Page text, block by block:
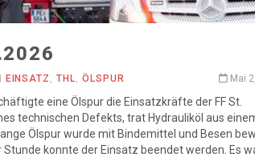
EINSATZ ,THL ,ÖLSPUR Mai
eine Ölspur die Einsatzkräfte der FF St.
technischen Defekts, trat Hydrauliköl aus
Ölspur wurde mit Bindemittel und Besen
Stunde konnte der Einsatz beendet werden. Es